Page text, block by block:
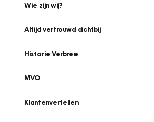
Wie zijn wij?
Altijd vertrouwd dichtbij
Historie Verbree
MVO
Klantenvertellen